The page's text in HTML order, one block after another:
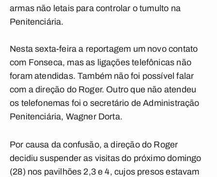
armas não letais para controlar o tumulto na
Penitenciária.
Nesta sexta-feira a reportagem um novo contato
com Fonseca, mas as ligações telefônicas não
foram atendidas. Também não foi possível falar
com a direção do Roger. Outro que não atendeu
os telefonemas foi o secretário de Administração
Penitenciária, Wagner Dorta.
Por causa da confusão, a direção do Roger
decidiu suspender as visitas do próximo domingo
(28) nos pavilhões 2,3 e 4, cujos presos estavam